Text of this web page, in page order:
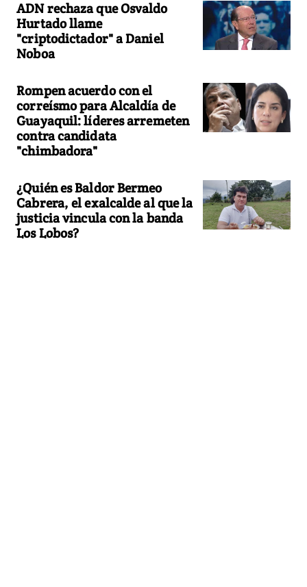
ADN rechaza que Osvaldo
Hurtado llame
"criptodictador" a Daniel
Noboa
Rompen acuerdo con el
correísmo para Alcaldía de
Guayaquil: líderes arremeten
contra candidata
"chimbadora"
¿Quién es Baldor Bermeo
Cabrera, el exalcalde al que la
justicia vincula con la banda
Los Lobos?